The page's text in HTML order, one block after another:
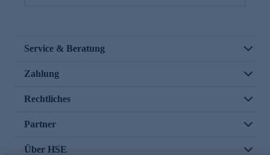
Service & Beratung
Zahlung
Rechtliches
Partner
Über HSE